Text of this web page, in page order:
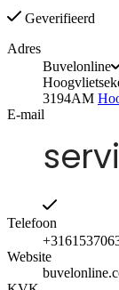
Geverifieerd
Adres
Buvelonline
3194AM
E-mail
Telefoon
Website